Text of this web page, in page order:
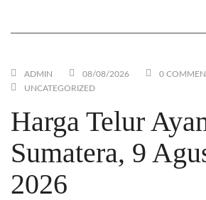
ADMIN 08/08/2026
0
UNCATEGORIZED
Harga Telur
Sumatera, 9
2026